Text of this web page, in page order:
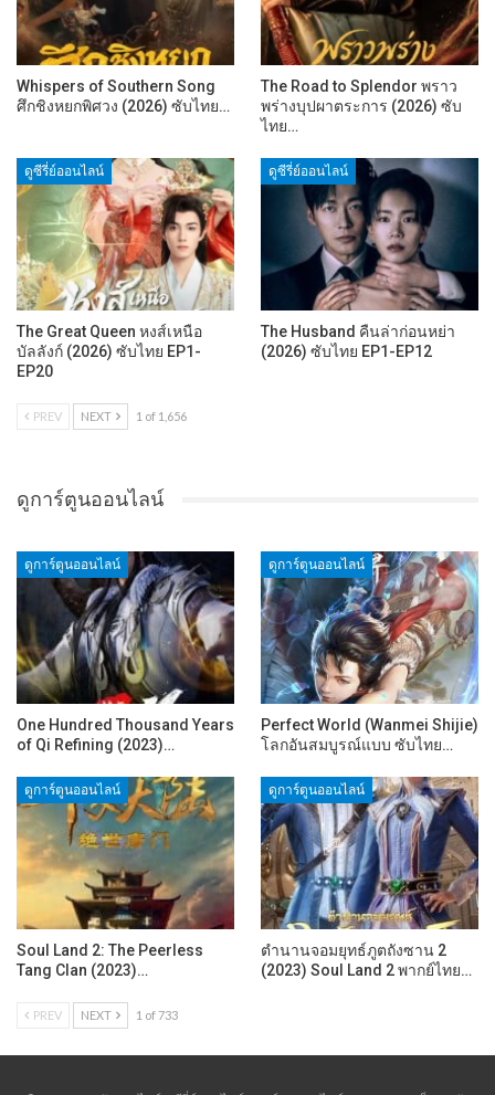
Whispers of Southern Song
ศึกชิงหยกพิศวง (2026) ซับไทย…
The Road to Splendor พราว
พร่างบุปผาตระการ (2026) ซับ
ไทย…
ดูซีรี่ย์ออนไลน์
The Great Queen หงส์เหนือ
บัลลังก์ (2026) ซับไทย EP1-
EP20
ดูซีรี่ย์ออนไลน์
The Husband คืนล่าก่อนหย่า
(2026) ซับไทย EP1-EP12
PREV NEXT 1 of 1,656
ดูการ์ตูนออนไลน์
ดูการ์ตูนออนไลน์
One Hundred Thousand Years
of Qi Refining (2023)…
ดูการ์ตูนออนไลน์
Perfect World (Wanmei Shijie)
โลกอันสมบูรณ์แบบ ซับไทย…
ดูการ์ตูนออนไลน์
Soul Land 2: The Peerless
Tang Clan (2023)…
ดูการ์ตูนออนไลน์
ตำนานจอมยุทธ์ภูตถังซาน 2
(2023) Soul Land 2 พากย์ไทย…
PREV NEXT 1 of 733